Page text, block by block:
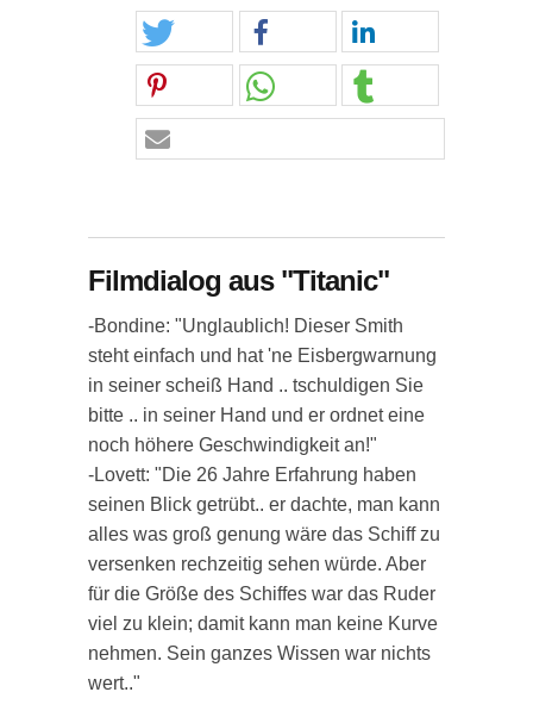
Filmdialog aus "Titanic"
-Bondine: "Unglaublich! Dieser Smith
steht einfach und hat 'ne Eisbergwarnung
in seiner scheiß Hand .. tschuldigen Sie
bitte .. in seiner Hand und er ordnet eine
noch höhere Geschwindigkeit an!"
-Lovett: "Die 26 Jahre Erfahrung haben
seinen Blick getrübt.. er dachte, man kann
alles was groß genung wäre das Schiff zu
versenken rechzeitig sehen würde. Aber
für die Größe des Schiffes war das Ruder
viel zu klein; damit kann man keine Kurve
nehmen. Sein ganzes Wissen war nichts
wert.."